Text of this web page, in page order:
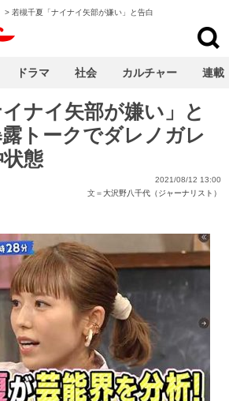
> 若槻千夏「ナイナイ矢部が嫌い」と告白
ナイ矢部が嫌い」と
トークでダレノガレ
態
2021/08/12 13:00
文＝大沢野八千代（ジャーナリスト）
ドラマ 社会 カルチャー 連載